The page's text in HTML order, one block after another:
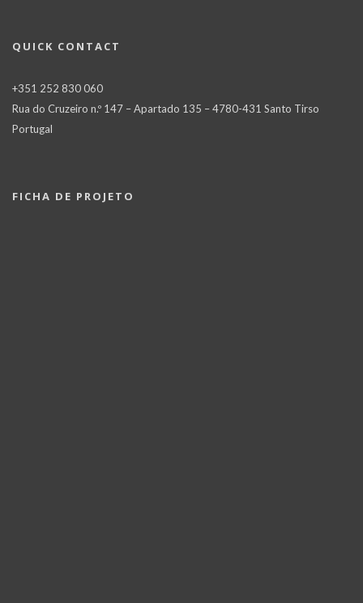
QUICK CONTACT
+351 252 830 060
Rua do Cruzeiro n.º 147 – Apartado 135 – 4780-431 Santo Tirso
Portugal
FICHA DE PROJETO